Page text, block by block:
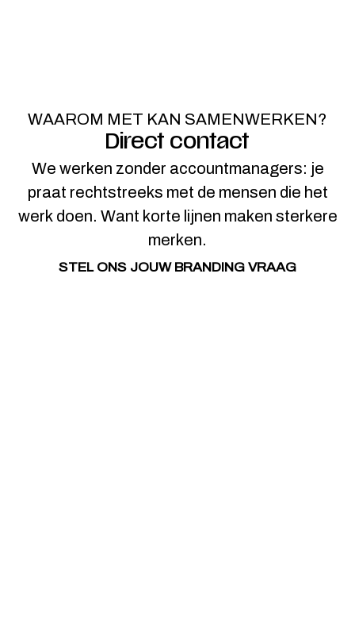
WAAROM MET KAN SAMENWERKEN?
Direct contact
We werken zonder accountmanagers: je
praat rechtstreeks met de mensen die het
werk doen. Want korte lijnen maken sterkere
merken.
STEL ONS JOUW BRANDING VRAAG